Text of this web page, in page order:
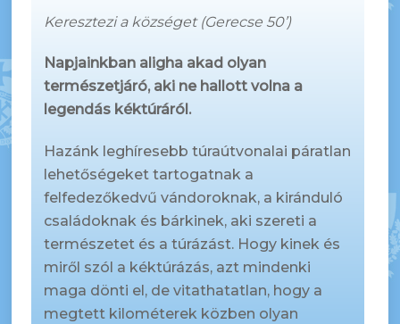
Keresztezi a községet (Gerecse 50’)
Napjainkban aligha akad olyan
természetjáró, aki ne hallott volna a
legendás kéktúráról.
Hazánk leghíresebb túraútvonalai páratlan
lehetőségeket tartogatnak a
felfedezőkedvű vándoroknak, a kiránduló
családoknak és bárkinek, aki szereti a
természetet és a túrázást. Hogy kinek és
miről szól a kéktúrázás, azt mindenki
maga dönti el, de vitathatatlan, hogy a
megtett kilométerek közben olyan